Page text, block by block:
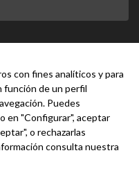
con fines analíticos y para
función de un perfil
Puedes
en "Configurar", aceptar
o rechazarlas
consulta nuestra